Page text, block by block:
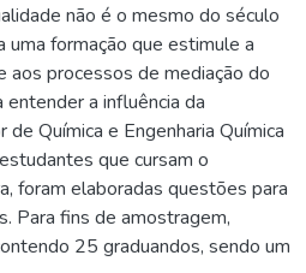
não é o mesmo do século
uma formação que estimule a
processos de mediação do
a influência da
de Química e Engenharia Química
que cursam o
foram elaboradas questões para
Para fins de amostragem,
25 graduandos, sendo um